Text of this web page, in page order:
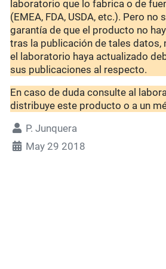
laboratorio que lo fabrica o de
(EMEA, FDA, USDA, etc.). Pero no
garantía de que el producto no
tras la publicación de tales datos,
el laboratorio haya actualizado
sus publicaciones al respecto.
En caso de duda consulte al
distribuye este producto o a un
P. Junquera
May 29 2018